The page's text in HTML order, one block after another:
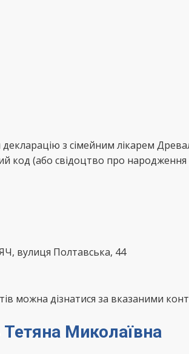
з сімейним лікарем
код (або свідоцтво про народження
вулиця Полтавська, 44
можна дізнатися за вказаними
Тетяна Миколаївна